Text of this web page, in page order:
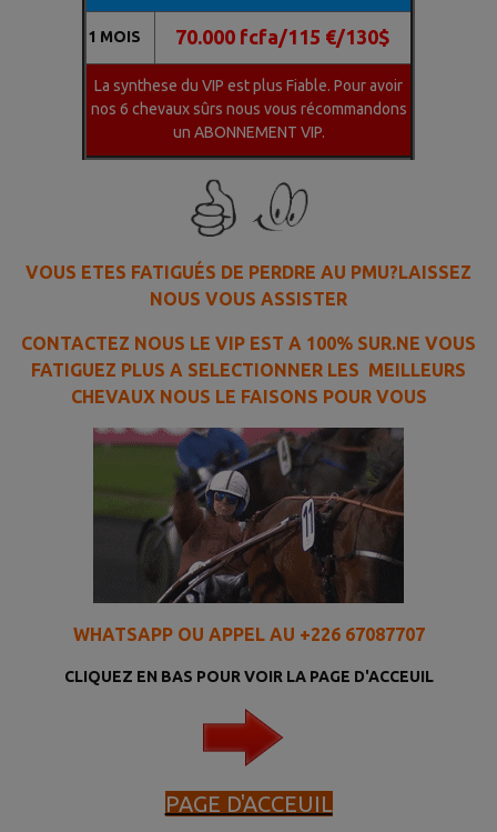
1 MOIS 70.000 fcfa/115 €/130$
La synthese du VIP est plus Fiable. Pour avoir
nos 6 chevaux sûrs nous vous récommandons
un ABONNEMENT VIP.
VOUS ETES FATIGUÉS DE PERDRE AU PMU?LAISSEZ
NOUS VOUS ASSISTER
CONTACTEZ NOUS LE VIP EST A 100% SUR.NE VOUS
FATIGUEZ PLUS A SELECTIONNER LES MEILLEURS
CHEVAUX NOUS LE FAISONS POUR VOUS
WHATSAPP OU APPEL AU +226 67087707
CLIQUEZ EN BAS POUR VOIR LA PAGE D'ACCEUIL
PAGE D'ACCEUIL